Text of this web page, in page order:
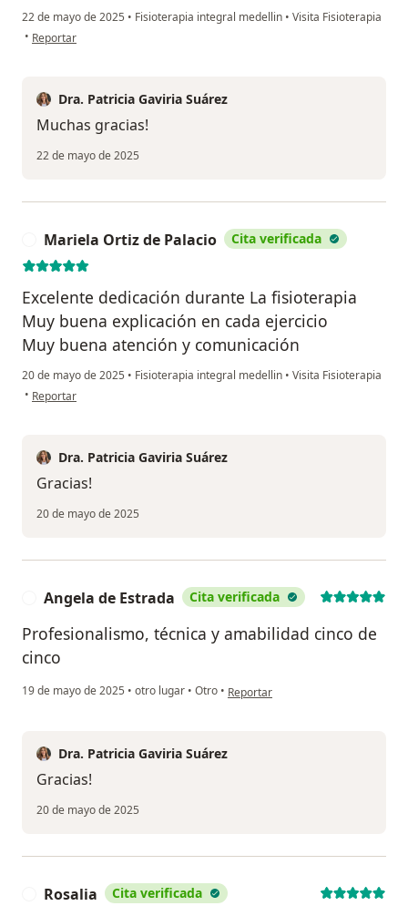
22 de mayo de 2025 • Fisioterapia integral medellin • Visita Fisioterapia
• en opinión del usuario LuzA
Reportar
Dra. Patricia Gaviria Suárez
Muchas gracias!
22 de mayo de 2025
Mariela Ortiz de Palacio Cita verificada
Excelente dedicación durante La fisioterapia
Muy buena explicación en cada ejercicio
Muy buena atención y comunicación
20 de mayo de 2025 • Fisioterapia integral medellin • Visita Fisioterapia
• en opinión del usuario Mariela Ortiz de Palacio
Reportar
Dra. Patricia Gaviria Suárez
Gracias!
20 de mayo de 2025
Angela de Estrada Cita verificada
Profesionalismo, técnica y amabilidad cinco de
cinco
19 de mayo de 2025 • otro lugar • Otro • en opinión del usuario Angela de
Reportar
Dra. Patricia Gaviria Suárez
Gracias!
20 de mayo de 2025
Rosalia Cita verificada